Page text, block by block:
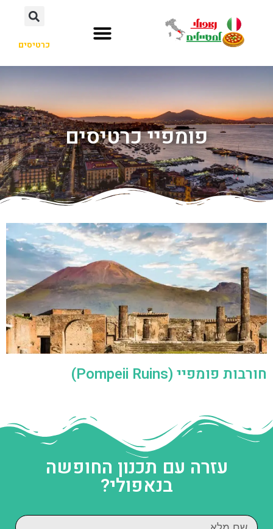
כרטיסים
פומפיי כרטיסים
חורבות פומפיי (Pompeii Ruins)
עזרה עם תכנון החופשה
בנאפולי?